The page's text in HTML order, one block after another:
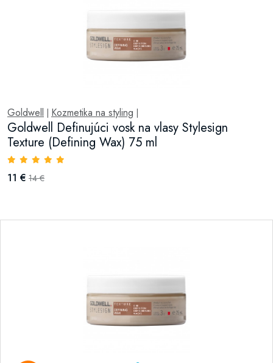
Goldwell Kozmetika na styling
Goldwell Definujúci vosk na vlasy Stylesign
Texture (Defining Wax) 75 ml
11 € 14 €